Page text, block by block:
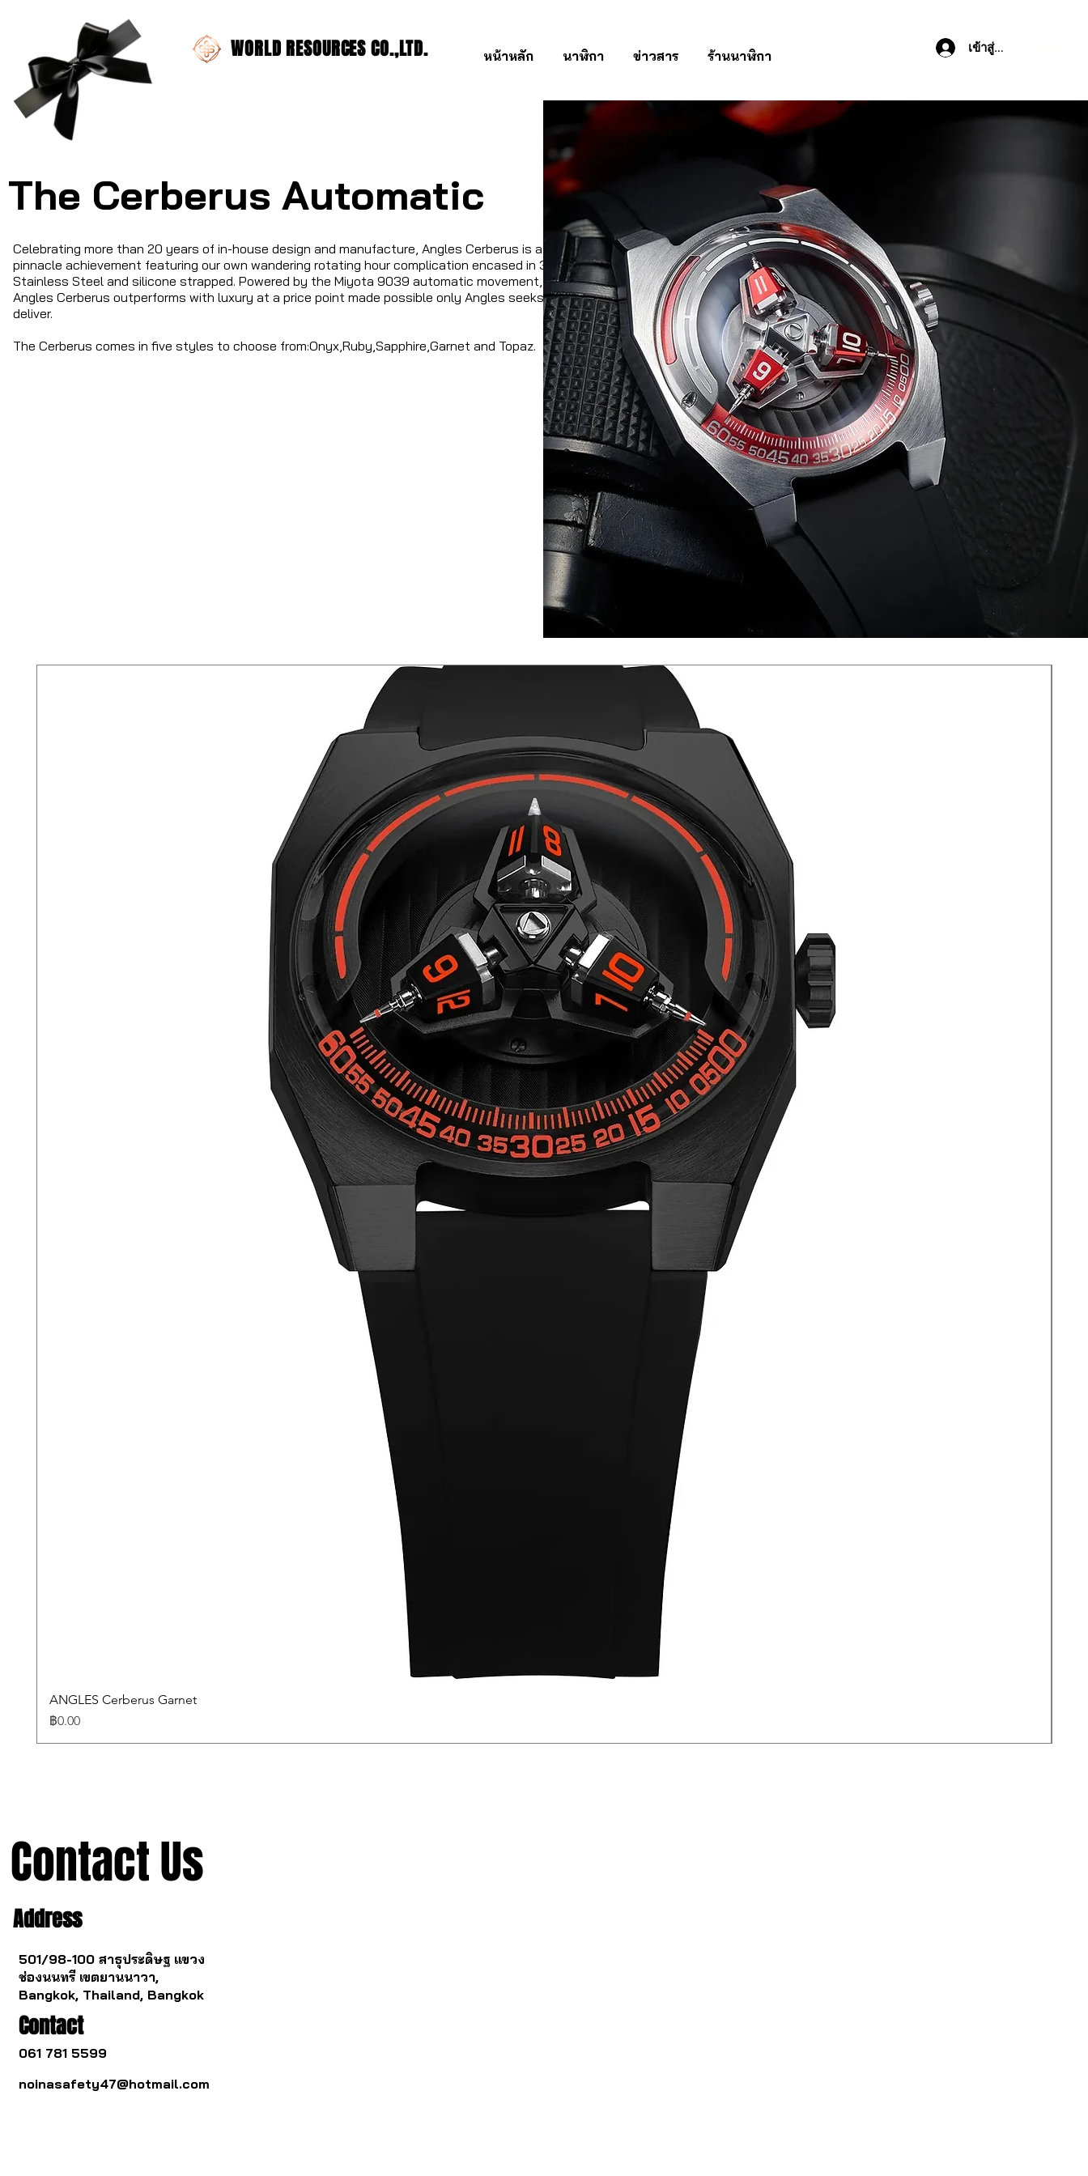
WORLD RESOURCES CO.,LTD. หน้าหลัก นาฬิกา ข่าวสาร ร้านนาฬิกา
เข้าสู่ระบบ
The Cerberus Automatic
Celebrating more than 20 years of in-house design and manufacture, Angles Cerberus is a
pinnacle achievement featuring our own wandering rotating hour complication encased in 316L
Stainless Steel and silicone strapped. Powered by the Miyota 9039 automatic movement, The
Angles Cerberus outperforms with luxury at a price point made possible only Angles seeks to
deliver.
The Cerberus comes in five styles to choose from:Onyx,Ruby,Sapphire,Garnet and Topaz.
ANGLES Cerberus Garnet
ราคา
฿0.00
Contact Us
Address
501/98-100 สาธุประดิษฐ แขวง
ช่องนนทรี เขตยานนาวา,
Bangkok, Thailand, Bangkok
Contact
061 781 5599
noinasafety47@hotmail.com